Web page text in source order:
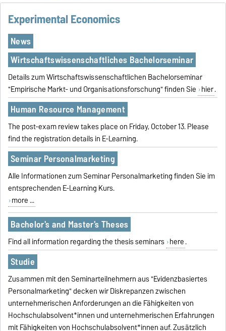
Experimental Economics
News
Wirtschaftswissenschaftliches Bachelorseminar
Details zum Wirtschaftswissenschaftlichen Bachelorseminar
"Empirische Markt- und Organisationsforschung" finden Sie hier.
Human Resource Management
The post-exam review takes place on Friday, October 13. Please
find the registration details in E-Learning.
Seminar Personalmarketing
Alle Informationen zum Seminar Personalmarketing finden Sie im
entsprechenden E-Learning Kurs.
more ...
Bachelor's and Master's Theses
Find all information regarding the thesis seminars here.
Studie
Zusammen mit den Seminarteilnehmern aus "Evidenzbasiertes
Personalmarketing" decken wir Diskrepanzen zwischen
unternehmerischen Anforderungen an die Fähigkeiten von
Hochschulabsolvent*innen und unternehmerischen Erfahrungen
mit Fähigkeiten von Hochschulabsolvent*innen auf. Zusätzlich